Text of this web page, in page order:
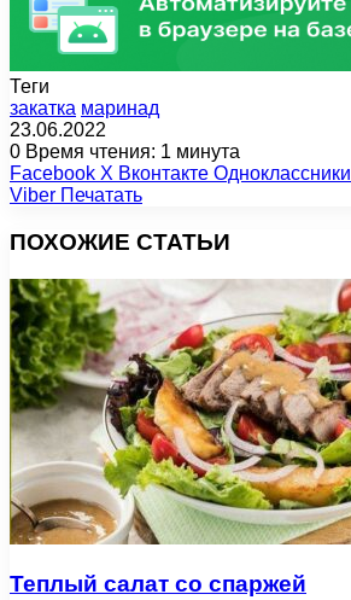
Теги
закатка маринад
23.06.2022
0 Время чтения: 1 минута
Facebook X Вконтакте Одноклассники
Viber Печатать
ПОХОЖИЕ СТАТЬИ
Теплый салат со спаржей